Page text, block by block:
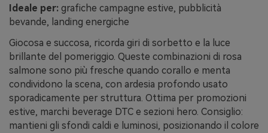
Ideale per: grafiche campagne estive, pubblicità
bevande, landing energiche
Giocosa e succosa, ricorda giri di sorbetto e la luce
brillante del pomeriggio. Queste combinazioni di rosa
salmone sono più fresche quando corallo e menta
condividono la scena, con ardesia profondo usato
sporadicamente per struttura. Ottima per promozioni
estive, marchi beverage DTC e sezioni hero. Consiglio:
mantieni gli sfondi caldi e luminosi, posizionando il colore